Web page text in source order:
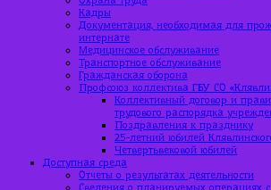
Кадры
Документация, необходимая для
интернате
Медицинское обслуживание
Транспортное обслуживание
Гражданская оборона
Профсоюз коллектива ГБУ СО
Коллективный договор и
трудового распорядка
Поздравления к празднику
25-летний юбилей
Четвертьвековой юбилей
Доступная среда
Отчеты о результатах деятельности
Сведения о планируемых операциях